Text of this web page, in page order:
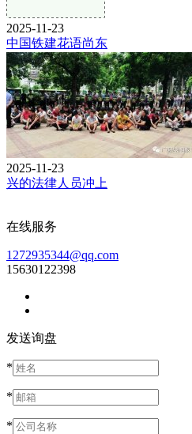
2025-11-23
中国铁建花语尚东
2025-11-23
兴的法律人员冲上
在线服务
1272935344@qq.com
15630122398
发送询盘
*
*
*